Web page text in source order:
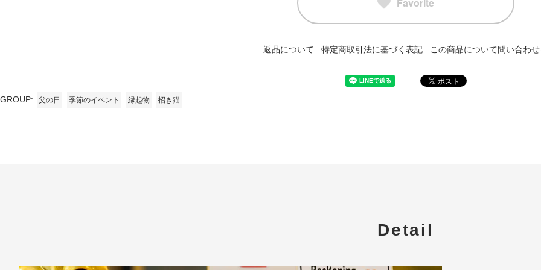
返品について 特定商取引法に基づく表記 この商品について問い合わ
GROUP: 父の日 季節のイベント 縁起物 招き猫
Detail